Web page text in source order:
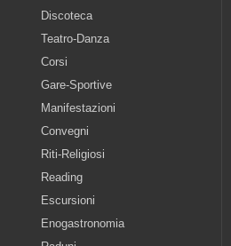
Discoteca
Teatro-Danza
Corsi
Gare-Sportive
Manifestazioni
Convegni
Riti-Religiosi
Reading
Escursioni
Enogastronomia